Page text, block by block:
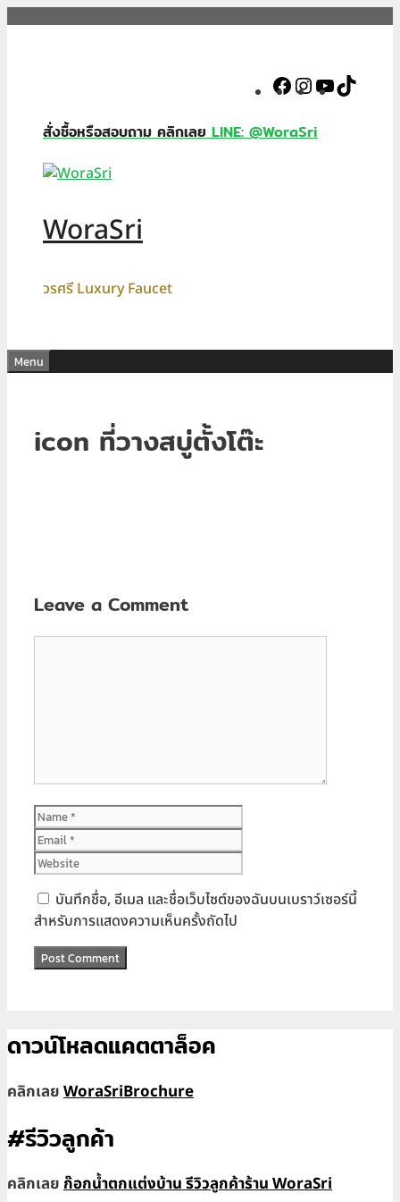
Facebook
Instagram
YouTube
สั่งซื้อหรือสอบถาม คลิกเลยLINE: @WoraSri
WoraSri
วรศรี Luxury Faucet
Menu
icon ที่วางสบู่ตั้งโต๊ะ
Leave a Comment
Name
บันทึกชื่อ, อีเมล และชื่อเว็บไซต์ของฉันบนเบราว์เซอร์นี้
สำหรับการแสดงความเห็นครั้งถัดไป
ดาวน์โหลดแคตตาล็อค
คลิกเลยWoraSriBrochure
#รีวิวลูกค้า
คลิกเลยก๊อกน้ำตกแต่งบ้าน รีวิวลูกค้าร้าน WoraSri